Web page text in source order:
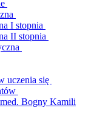
I stopnia
II stopnia
uczenia się
Bogny Kamili